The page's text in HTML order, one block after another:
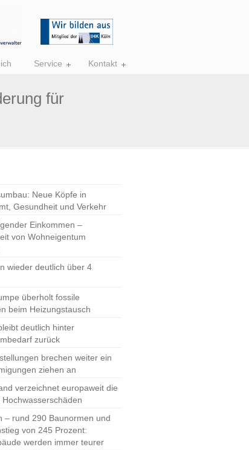
Service Kontakt
für
Neue Köpfe in
Gesundheit und Verkehr
Einkommen –
von Wohneigentum
wieder deutlich über 4
überholt fossile
beim Heizungstausch
deutlich hinter
zurück
brechen weiter ein
ziehen an
verzeichnet europaweit die
Hochwasserschäden
– rund 290 Baunormen und
von 245 Prozent:
werden immer teurer